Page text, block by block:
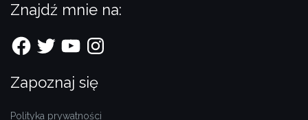
Znajdź mnie na:
Facebook
TwitterYouTubeInstagram
Zapoznaj się
Polityka prywatności